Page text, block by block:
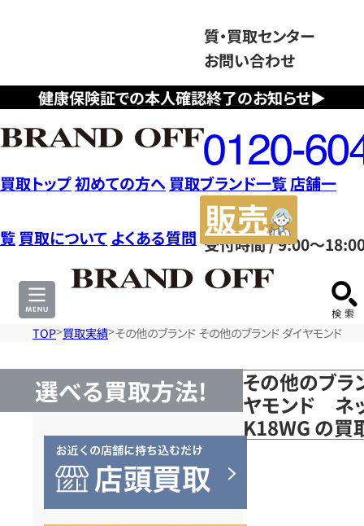
健康保険証での本人確認終了のお知らせ▶
質・買取センター
お問い合わせ
フ
リ
ー
ダ
イ
ヤ
ル
0120604117
受付時間 / 9:00～
買取トップ初めての方へ 買取ブランド一覧店舗一
覧 買取について よくある質問
サ
TOP 買取実績 その他のブランド その他のブランド ダイヤモンド
選べる買取方法!
その他のブラ
ヤモンド ネ
K18WG の買